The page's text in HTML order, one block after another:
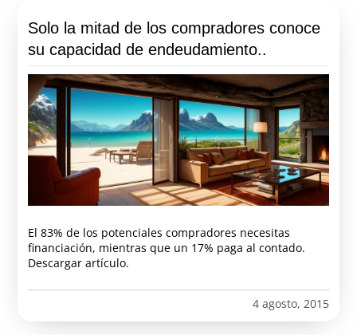
Solo la mitad de los compradores conoce
su capacidad de endeudamiento..
El 83% de los potenciales compradores necesitas
financiación, mientras que un 17% paga al contado.
Descargar artículo.
4 agosto, 2015